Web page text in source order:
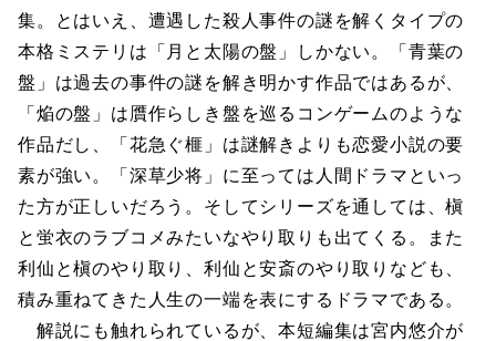
集。とはいえ、遭遇した殺人事件の謎を解くタイプの
本格ミステリは「月と太陽の盤」しかない。「青葉の
盤」は過去の事件の謎を解き明かす作品ではあるが、
「焔の盤」は贋作らしき盤を巡るコンゲームのような
作品だし、「花急ぐ榧」は謎解きよりも恋愛小説の要
素が強い。「深草少将」に至っては人間ドラマといっ
た方が正しいだろう。そしてシリーズを通しては、槇
と蛍衣のラブコメみたいなやり取りも出てくる。また
利仙と槇のやり取り、利仙と安斎のやり取りなども、
積み重ねてきた人生の一端を表にするドラマである。
解説にも触れられているが、本短編集は宮内悠介が